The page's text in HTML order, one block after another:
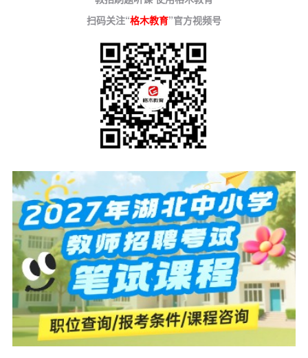
扫码关注“格木教育”官方视频号